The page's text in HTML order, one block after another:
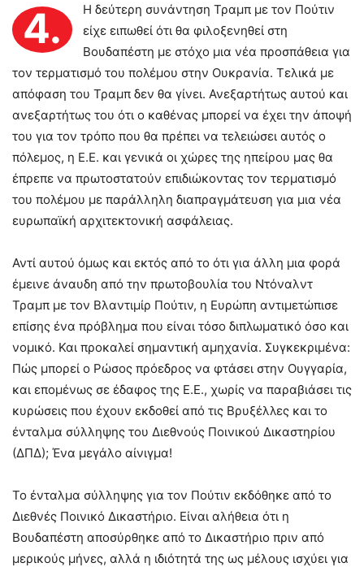
4.
Η δεύτερη συνάντηση Τραμπ με τον Πούτιν
είχε ειπωθεί ότι θα φιλοξενηθεί στη
Βουδαπέστη με στόχο μια νέα προσπάθεια για
τον τερματισμό του πολέμου στην Ουκρανία. Τελικά με
απόφαση του Τραμπ δεν θα γίνει. Ανεξαρτήτως αυτού και
ανεξαρτήτως του ότι ο καθένας μπορεί να έχει την άποψή
του για τον τρόπο που θα πρέπει να τελειώσει αυτός ο
πόλεμος, η Ε.Ε. και γενικά οι χώρες της ηπείρου μας θα
έπρεπε να πρωτοστατούν επιδιώκοντας τον τερματισμό
του πολέμου με παράλληλη διαπραγμάτευση για μια νέα
ευρωπαϊκή αρχιτεκτονική ασφάλειας.
Αντί αυτού όμως και εκτός από το ότι για άλλη μια φορά
έμεινε άναυδη από την πρωτοβουλία του Ντόναλντ
Τραμπ με τον Βλαντιμίρ Πούτιν, η Ευρώπη αντιμετώπισε
επίσης ένα πρόβλημα που είναι τόσο διπλωματικό όσο και
νομικό. Και προκαλεί σημαντική αμηχανία. Συγκεκριμένα:
Πώς μπορεί ο Ρώσος πρόεδρος να φτάσει στην Ουγγαρία,
και επομένως σε έδαφος της Ε.Ε., χωρίς να παραβιάσει τις
κυρώσεις που έχουν εκδοθεί από τις Βρυξέλλες και το
ένταλμα σύλληψης του Διεθνούς Ποινικού Δικαστηρίου
(ΔΠΔ); Ένα μεγάλο αίνιγμα!
Το ένταλμα σύλληψης για τον Πούτιν εκδόθηκε από το
Διεθνές Ποινικό Δικαστήριο. Είναι αλήθεια ότι η
Βουδαπέστη αποσύρθηκε από το Δικαστήριο πριν από
μερικούς μήνες, αλλά η ιδιότητά της ως μέλους ισχύει για